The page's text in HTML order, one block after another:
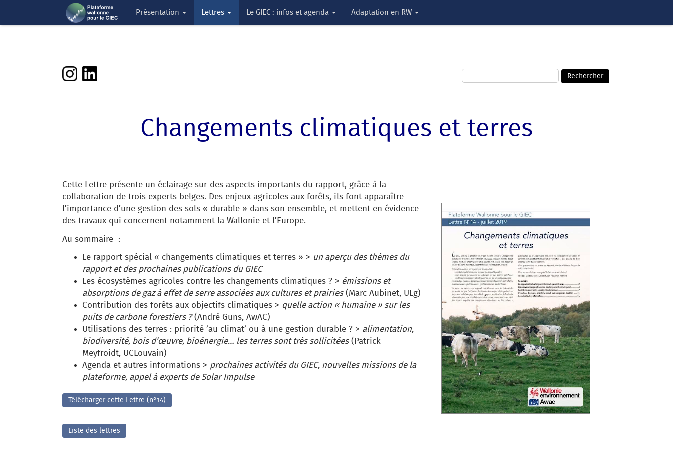
Présentation Lettres Le GIEC : infos et agenda Adaptation en RW
Changements climatiques et terres
Cette Lettre présente un éclairage sur des aspects importants du rapport, grâce à la
collaboration de trois experts belges. Des enjeux agricoles aux forêts, ils font apparaître
l’importance d’une gestion des sols « durable » dans son ensemble, et mettent en évidence
des travaux qui concernent notamment la Wallonie et l’Europe.
Au sommaire :
Le rapport spécial « changements climatiques et terres » > un aperçu des thèmes du
rapport et des prochaines publications du GIEC
Les écosystèmes agricoles contre les changements climatiques ? > émissions et
absorptions de gaz à effet de serre associées aux cultures et prairies(Marc Aubinet, ULg)
Contribution des forêts aux objectifs climatiques > quelle action « humaine » sur les
puits de carbone forestiers ?(André Guns, AwAC)
Utilisations des terres : priorité ’au climat’ ou à une gestion durable ? > alimentation,
biodiversité, bois d’œuvre, bioénergie… les terres sont très sollicitées(Patrick
Meyfroidt, UCLouvain)
Agenda et autres informations > prochaines activités du GIEC, nouvelles missions de la
plateforme, appel à experts de Solar Impulse
Télécharger cette Lettre (n°14)
Liste des lettres